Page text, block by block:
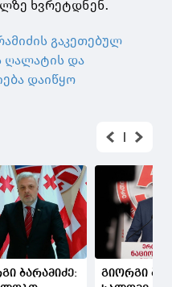
ხვრეტდნენ.
გაკეთებულ
ღალატის და
დაიწყო
ბარამიძე:
გიორგი